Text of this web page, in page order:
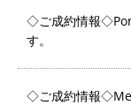
◇ご成約情報
す。
◇ご成約情報